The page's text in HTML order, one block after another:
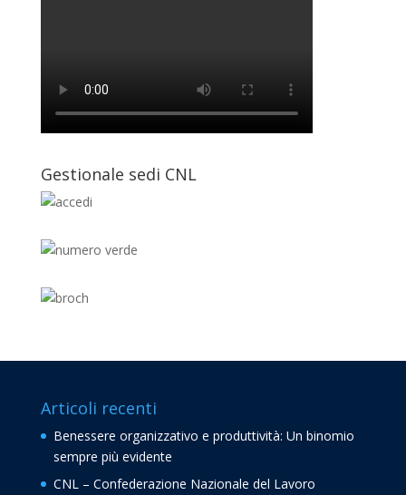
Gestionale sedi CNL
Articoli recenti
Benessere organizzativo e produttività: Un binomio
sempre più evidente
CNL – Confederazione Nazionale del Lavoro